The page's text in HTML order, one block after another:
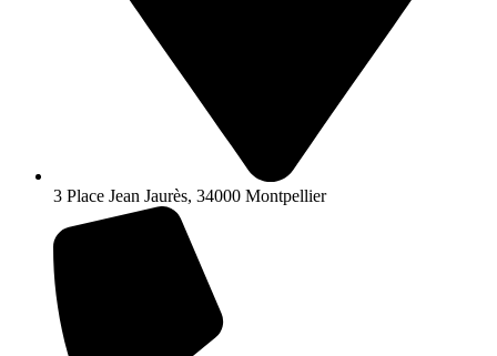
3 Place Jean Jaurès, 34000 Montpellier